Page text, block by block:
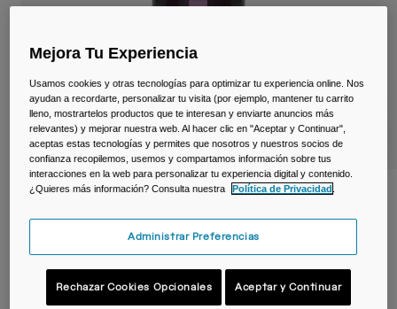
Accessorios
Ver todo
Botella Thrive ™ Chug de 600ml con
Tritan ™ Renew
N.º de artículo38667-F52-OS
19,99 €
Mejora Tu Experiencia
Usamos cookies y otras tecnologías para optimizar tu experiencia online. Nos
ayudan a recordarte, personalizar tu visita (por ejemplo, mantener tu carrito
lleno, mostrartelos productos que te interesan y enviarte anuncios más
relevantes) y mejorar nuestra web. Al hacer clic en "Aceptar y Continuar",
aceptas estas tecnologías y permites que nosotros y nuestros socios de
confianza recopilemos, usemos y compartamos información sobre tus
interacciones en la web para personalizar tu experiencia digital y contenido.
¿Quieres más información? Consulta nuestra
Política de Privacidad
Administrar Preferencias
Rechazar Cookies Opcionales Aceptar y Continuar